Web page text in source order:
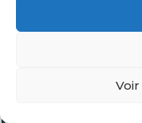
relation, de
plus alignée.
seulement ta